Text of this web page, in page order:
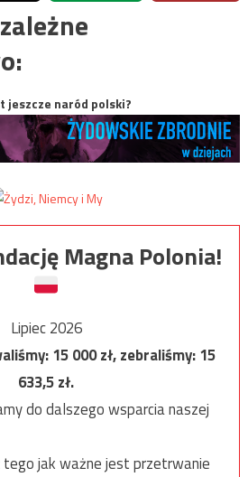
jeszcze naród polski?
Magna Polonia!
Lipiec 2026
15 000zł, zebraliśmy:15
633,5zł.
do dalszego wsparcia naszej
jak ważne jest przetrwanie